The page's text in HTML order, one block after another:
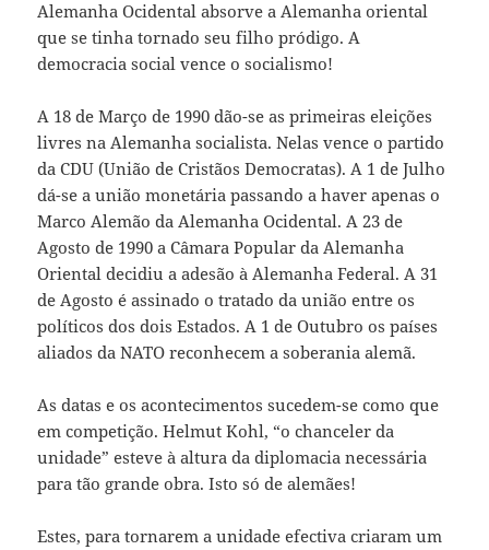
Alemanha Ocidental absorve a Alemanha oriental
que se tinha tornado seu filho pródigo. A
democracia social vence o socialismo!
A 18 de Março de 1990 dão-se as primeiras eleições
livres na Alemanha socialista. Nelas vence o partido
da CDU (União de Cristãos Democratas). A 1 de Julho
dá-se a união monetária passando a haver apenas o
Marco Alemão da Alemanha Ocidental. A 23 de
Agosto de 1990 a Câmara Popular da Alemanha
Oriental decidiu a adesão à Alemanha Federal. A 31
de Agosto é assinado o tratado da união entre os
políticos dos dois Estados. A 1 de Outubro os países
aliados da NATO reconhecem a soberania alemã.
As datas e os acontecimentos sucedem-se como que
em competição. Helmut Kohl, “o chanceler da
unidade” esteve à altura da diplomacia necessária
para tão grande obra. Isto só de alemães!
Estes, para tornarem a unidade efectiva criaram um